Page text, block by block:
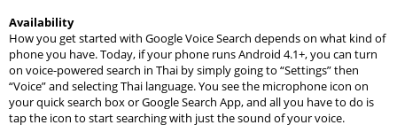
Availability
How you get started with Google Voice Search depends on what kind of
phone you have. Today, if your phone runs Android 4.1+, you can turn
on voice-powered search in Thai by simply going to “Settings” then
“Voice” and selecting Thai language. You see the microphone icon on
your quick search box or Google Search App, and all you have to do is
tap the icon to start searching with just the sound of your voice.